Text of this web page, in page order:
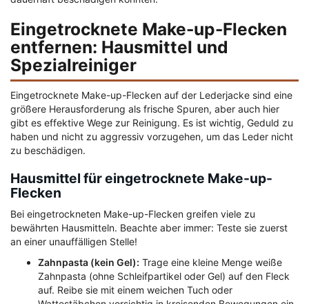
Eingetrocknete Make-up-Flecken
entfernen: Hausmittel und
Spezialreiniger
Eingetrocknete Make-up-Flecken auf der Lederjacke sind eine
größere Herausforderung als frische Spuren, aber auch hier
gibt es effektive Wege zur Reinigung. Es ist wichtig, Geduld zu
haben und nicht zu aggressiv vorzugehen, um das Leder nicht
zu beschädigen.
Hausmittel für eingetrocknete Make-up-
Flecken
Bei eingetrockneten Make-up-Flecken greifen viele zu
bewährten Hausmitteln. Beachte aber immer: Teste sie zuerst
an einer unauffälligen Stelle!
Zahnpasta (kein Gel): Trage eine kleine Menge weiße
Zahnpasta (ohne Schleifpartikel oder Gel) auf den Fleck
auf. Reibe sie mit einem weichen Tuch oder